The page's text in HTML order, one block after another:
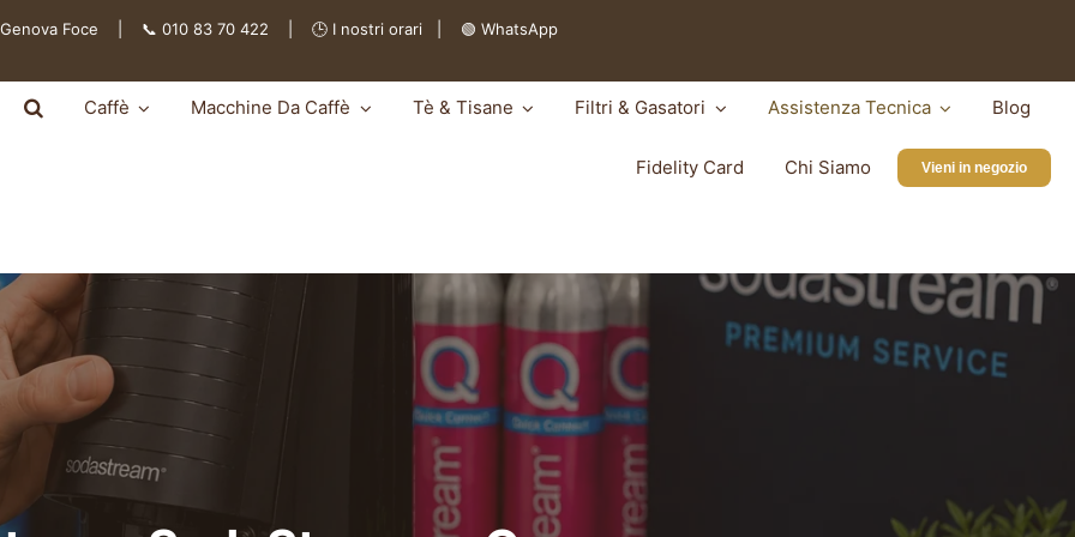
Genova Foce | 📞 010 83 70 422 | 🕒 I nostri orari 🟢 WhatsApp
Caffè Macchine Da Caffè Tè & Tisane Filtri & Gasatori Assistenza Tecnica Blog
Fidelity Card Chi Siamo Vieni in negozio